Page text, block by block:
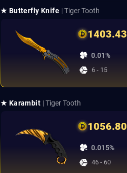
★ Butterfly Knife | Tiger Tooth
1403.43
0.01%
6 - 15
★ Karambit | Tiger Tooth
1056.80
0.015%
46 - 60